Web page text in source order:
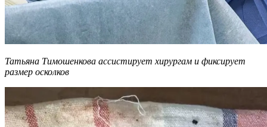
Татьяна Тимошенкова ассистирует хирургам и фиксирует
размер осколков